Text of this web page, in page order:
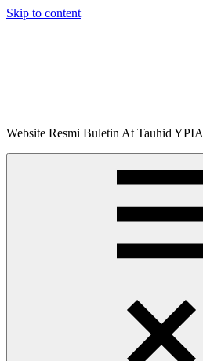
Skip to content
Buletin
Website Resmi Buletin At Tauhid YPIA